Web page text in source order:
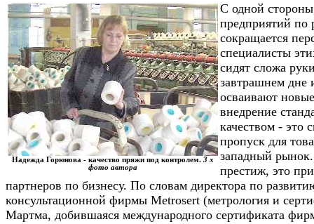
Надежда Горюнова - качество пряжи под контролем. 3 х
фото автора
С одной
предприятий по
сокращается
специалисты
сидят сложа
завтрашнем дне
осваивают
внедрение
качеством - это
пропуск для
западный
престиж, это
партнеров по бизнесу. По словам директора по
консультационной фирмы Metrosert (метрология и
Мартма, добившаяся международного сертификата